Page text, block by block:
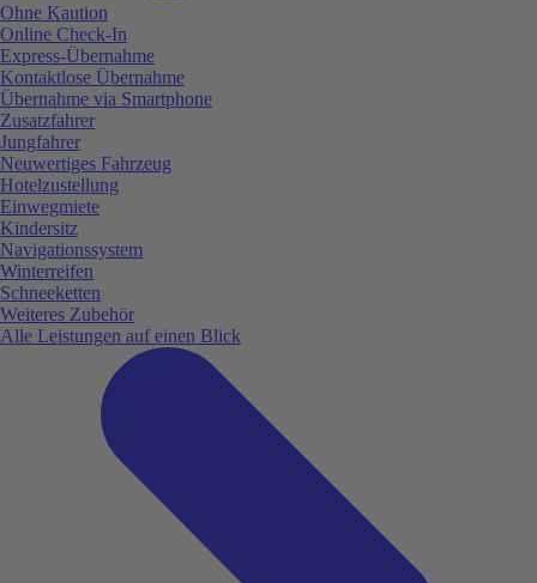
Ohne Kaution
Online Check-In
Express-Übernahme
Kontaktlose Übernahme
Übernahme via Smartphone
Zusatzfahrer
Jungfahrer
Neuwertiges Fahrzeug
Hotelzustellung
Einwegmiete
Kindersitz
Navigationssystem
Winterreifen
Schneeketten
Weiteres Zubehör
Alle Leistungen auf einen Blick